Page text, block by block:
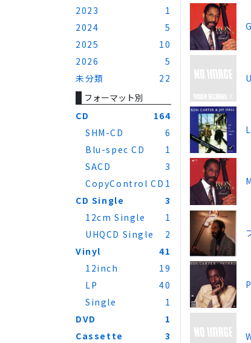
2023
1
2024
5
2025
10
2026
5
未分類
22
フォーマット別
CD
164
SHM-CD
6
Blu-spec CD
1
SACD
3
CopyControl CD 1
CD Single
3
12cm Single
1
UHQCD Single
2
Vinyl
41
12inch
19
LP
40
Single
1
DVD
1
Cassette
3